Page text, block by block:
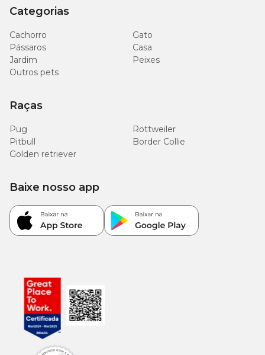
Na Cobasi, você encontra o
Categorias
Cachorro
Gato
Pássaros
Casa
Jardim
Peixes
Outros pets
Raças
Pug
Rottweiler
Pitbull
Border Collie
Golden retriever
Baixe nosso app